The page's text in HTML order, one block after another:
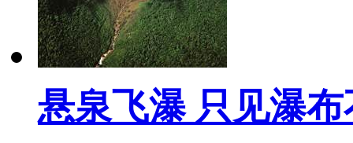
悬泉飞瀑 只见瀑